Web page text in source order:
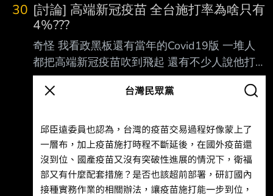
30 [討論] 高端新冠疫苗 全台施打率為啥只有
4%???
奇怪 我看政黑板還有當年的Covid19版 一堆人
都把高端新冠疫苗吹到飛起 還有不少人說他打
高端 到現在都沒有染疫過 結果這麼神的疫苗 全
台灣只有4%的人打過 全台灣的青鳥也是保底
麼啊? 好奇怪喔~ --